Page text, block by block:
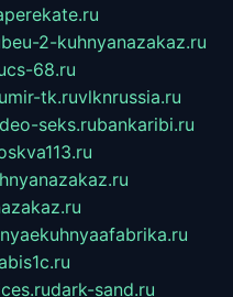
2-kuhnyanazakaz.ru
cs-68.ru
mir-tk.ruvlknrussia.ru
seks.rubankaribi.ru
dark-sand.ru